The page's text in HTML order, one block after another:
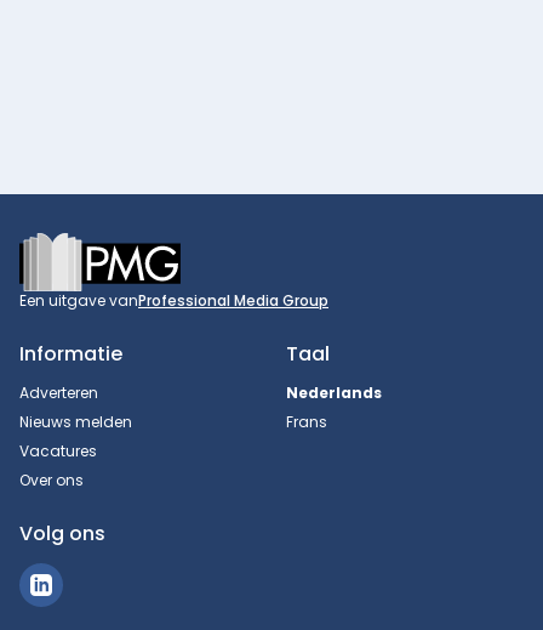
Footer
Een uitgave vanProfessional Media Group
Informatie
Adverteren
Nieuws melden
Vacatures
Over ons
Taal
Nederlands
Frans
Volg ons